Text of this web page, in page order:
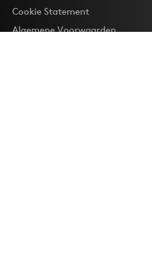
Cookie Statement
Algemene Voorwaarden